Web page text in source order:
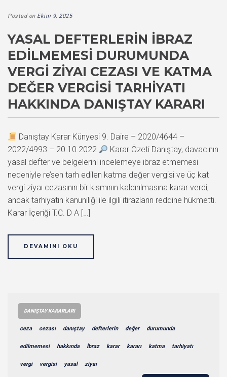
Posted on Ekim 9, 2025
YASAL DEFTERLERIN İBRAZ
EDILMEMESI DURUMUNDA
VERGI ZIYAI CEZASI VE KATMA
DEĞER VERGISI TARHIYATI
HAKKINDA DANIŞTAY KARARI
Danıştay Karar Künyesi 9. Daire – 2020/4644 –
2022/4993 – 20.10.2022
Karar Özeti Danıştay, davacının
yasal defter ve belgelerini incelemeye ibraz etmemesi
nedeniyle re’sen tarh edilen katma değer vergisi ve üç kat
vergi ziyaı cezasının bir kısmının kaldırılmasına karar verdi,
ancak tarhiyatın kanuniliği ile ilgili itirazların reddine hükmetti.
Karar İçeriği T.C. D A […]
DEVAMINI OKU
DANIŞTAY KARARLARI
ceza cezası danıştay defterlerin değer durumunda
edilmemesi hakkında İbraz karar kararı katma tarhiyatı
vergi vergisi yasal ziyaı